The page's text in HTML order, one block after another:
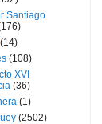
Santiago
(14)
(108)
XVI
(36)
(1)
(2502)